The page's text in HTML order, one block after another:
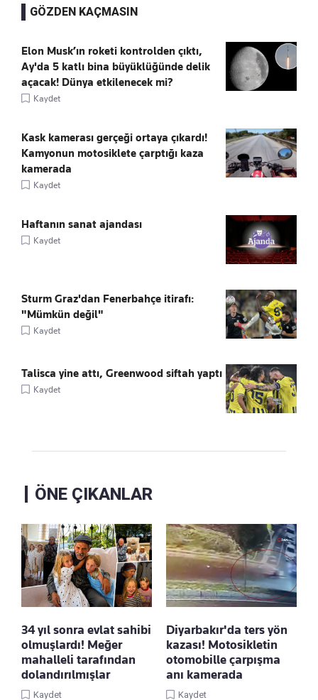
GÖZDEN KAÇMASIN
Elon Musk’ın roketi kontrolden çıktı,
Ay'da 5 katlı bina büyüklüğünde delik
açacak! Dünya etkilenecek mi?
Kaydet
Kask kamerası gerçeği ortaya çıkardı!
Kamyonun motosiklete çarptığı kaza
kamerada
Kaydet
Haftanın sanat ajandası
Kaydet
Sturm Graz'dan Fenerbahçe itirafı:
"Mümkün değil"
Kaydet
Talisca yine attı, Greenwood siftah yaptı
Kaydet
ÖNE ÇIKANLAR
34 yıl sonra evlat sahibi
olmuşlardı! Meğer
mahalleli tarafından
dolandırılmışlar
Kaydet
Diyarbakır'da ters yön
kazası! Motosikletin
otomobille çarpışma
anı kamerada
Kaydet